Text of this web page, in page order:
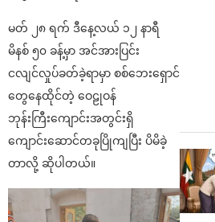
မတ် ၂၈ ရက် ဒီနေ့လယ် ၁၂ နာရီ
မိနစ် ၅၀ ခန့်မှာ အင်အားပြင်း
ငလျင်လှုပ်ခတ်ခဲ့ရာမှာ စစ်ဘေးရှောင်
တွေနေထိုင်တဲ့ ဝေဠုဝန်
ဘုန်းကြီးကျောင်းအတွင်းရှိ
ကျောင်းဆောင်တခုပြိုကျပြီး ပိမိခဲ့
တာလို့ ဆိုပါတယ်။